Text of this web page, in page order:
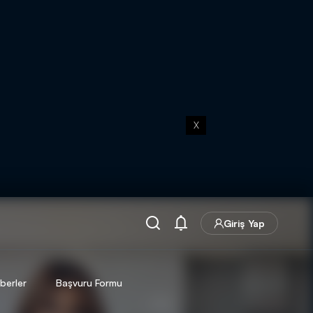
X
Giriş Yap
Başvuru Formu